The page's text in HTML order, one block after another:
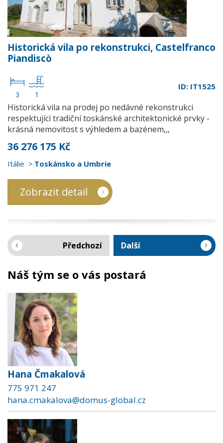
Historická vila po rekonstrukci, Castelfranco
Piandiscò
3 1
ID: IT1525
Historická vila na prodej po nedávné rekonstrukci
respektující tradiční toskánské architektonické prvky -
krásná nemovitost s výhledem a bazénem,,,
36 276 175 Kč
Itálie Toskánsko a Umbrie
Zobrazit detail
Předchozí Další
Náš tým se o vás postará
Hana Čmakalová
775 971 247
hana.cmakalova@domus-global.cz